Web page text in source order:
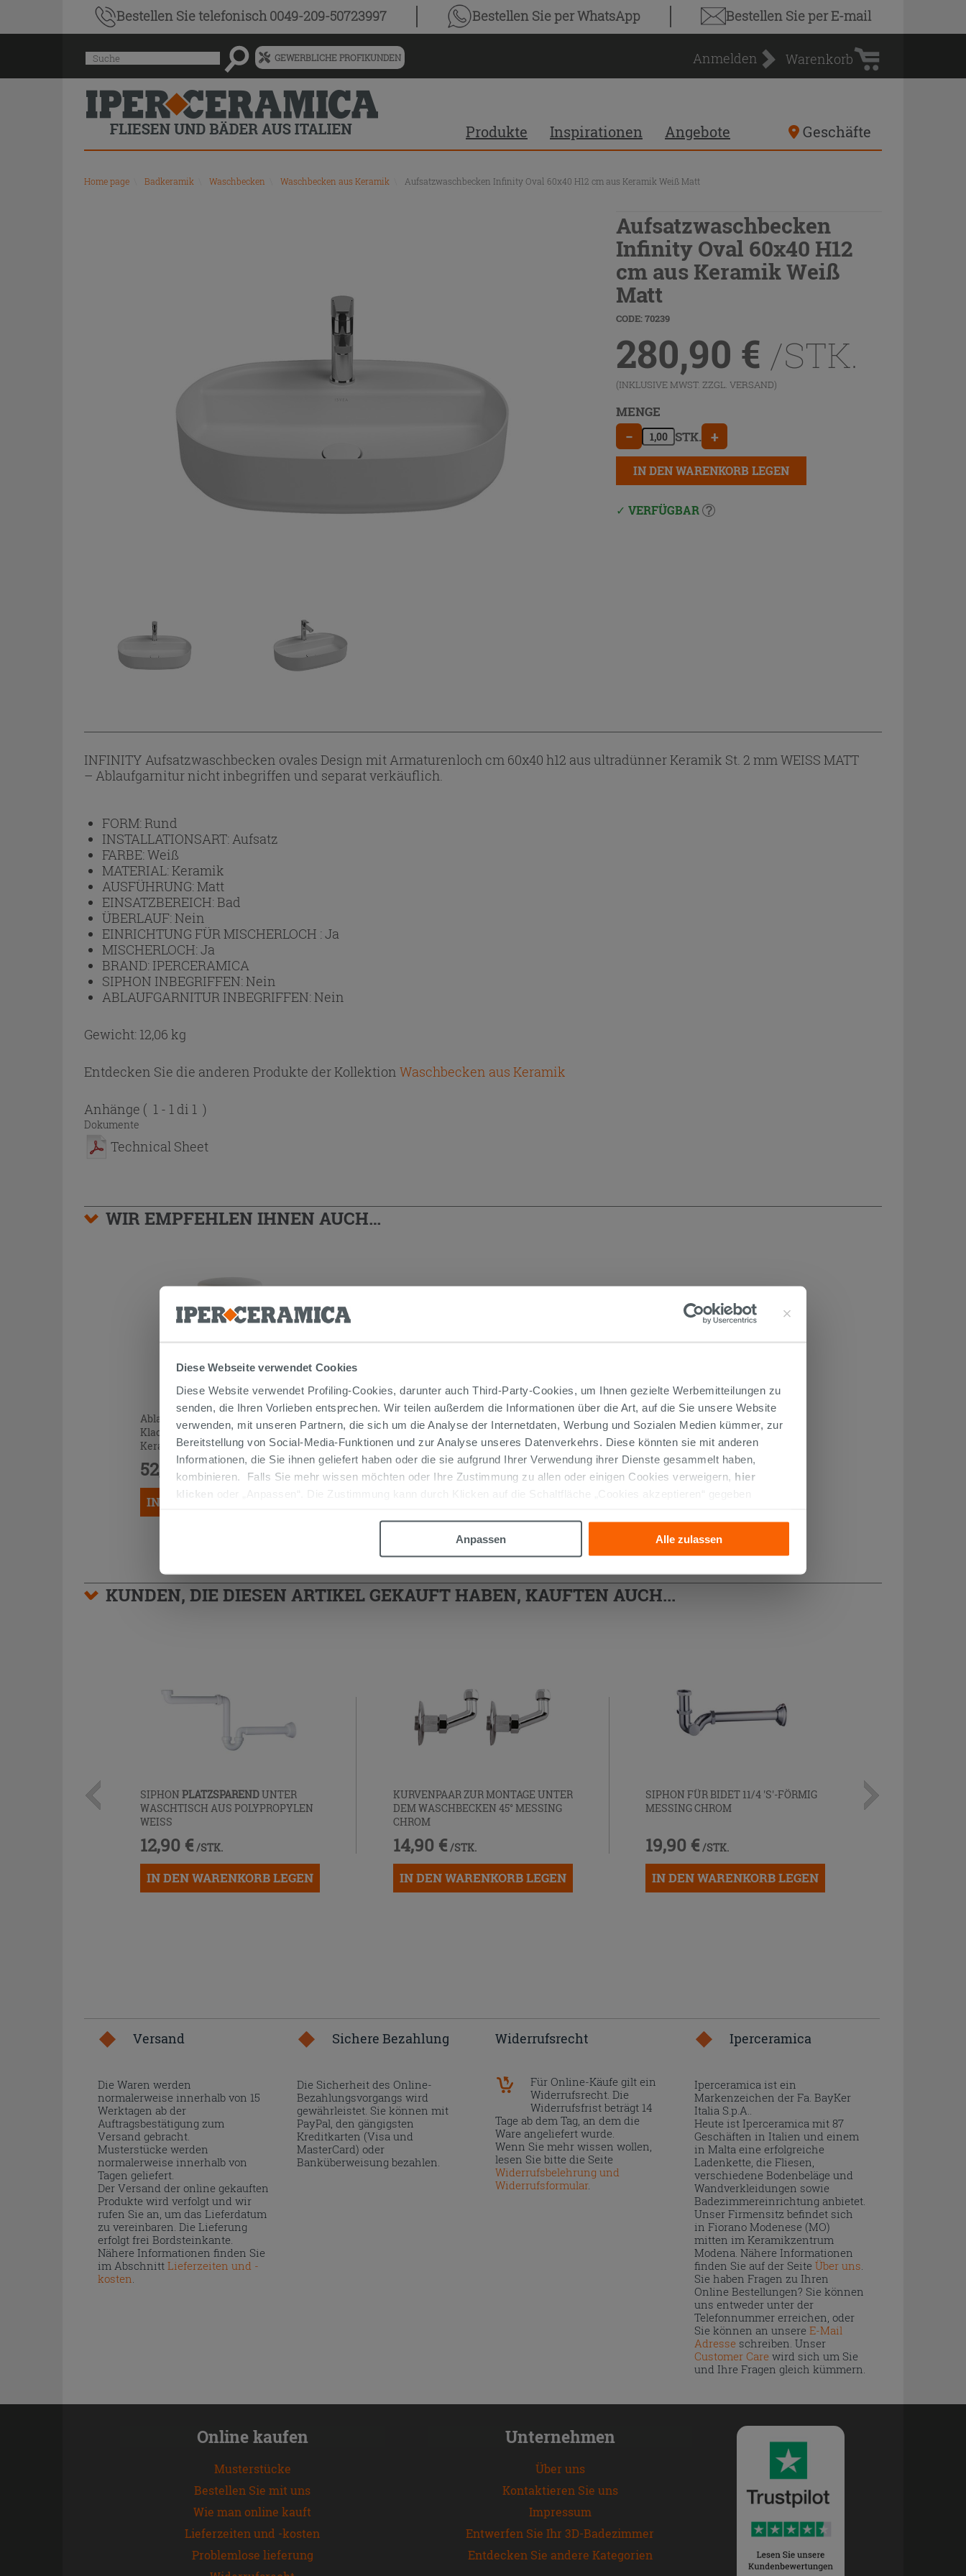
Diese Webseite verwendet Cookies
Diese Website verwendet Profiling-Cookies, darunter auch Third-Party-Cookies, um Ihnen gezielte Werbemitteilungen zu
senden, die Ihren Vorlieben entsprechen. Wir teilen außerdem die Informationen über die Art, auf die Sie unsere Website
verwenden, mit unseren Partnern, die sich um die Analyse der Internetdaten, Werbung und Sozialen Medien kümmer, zur
Bereitstellung von Social-Media-Funktionen und zur Analyse unseres Datenverkehrs. Diese könnten sie mit anderen
Informationen, die Sie ihnen geliefert haben oder die sie aufgrund Ihrer Verwendung ihrer Dienste gesammelt haben,
kombinieren. Falls Sie mehr wissen möchten oder Ihre Zustimmung zu allen oder einigen Cookies verweigern, hier
klicken
oder „Anpassen“. Die Zustimmung kann durch Klicken auf die Schaltfläche „Cookies akzeptieren“ gegeben
Anpassen
Alle zulassen
Bestellen Sietelefonisch 0049-209-50723997 Bestellen Sieper WhatsApp Bestellen Sieper E-mail
Menü
für
vorgeschlagenen
Siteinhalt
und
Suchprotokoll
Suche GEWERBLICHE PROFIKUNDEN Anmelden
Warenkorb
Warenkorb
Produkte Inspirationen Angebote Geschäfte
Home page Badkeramik Waschbecken Waschbecken aus Keramik Aufsatzwaschbecken Infinity Oval 60x40 H12 cm aus Keramik Weiß Matt
Aufsatzwaschbecken
Infinity Oval 60x40 H12
cm aus Keramik Weiß
Matt
CODE: 70239
280,90 € /STK.
(INKLUSIVE MWST. ZZGL. VERSAND)
MENGE
− STK. +
IN DEN WARENKORB LEGEN
VERFÜGBAR
INFINITY Aufsatzwaschbecken ovales Design mit Armaturenloch cm 60x40 h12 aus ultradünner Keramik St. 2 mm WEISS MATT
– Ablaufgarnitur nicht inbegriffen und separat verkäuflich.
FORM:Rund
INSTALLATIONSART:Aufsatz
FARBE:Weiß
MATERIAL:Keramik
AUSFÜHRUNG:Matt
EINSATZBEREICH:Bad
ÜBERLAUF:Nein
EINRICHTUNG FÜR MISCHERLOCH :Ja
MISCHERLOCH:Ja
BRAND: IPERCERAMICA
SIPHON INBEGRIFFEN:Nein
ABLAUFGARNITUR INBEGRIFFEN:Nein
Gewicht: 12,06 kg
Entdecken Sie die anderen Produkte der Kollektion Waschbecken aus Keramik
Anhänge ( 1 - 1 di 1 )
Dokumente
Technical Sheet
WIR EMPFEHLEN IHNEN AUCH…
Ablaufgarnitur Waschbecken Klick-
Klack Forever H90 mm mit
Keramikstopfen weiß matt
52,90 € /STK.
IN DEN WARENKORB LEGEN
ABLAUFGARNITUR HORGANICA AUS
KERAMIK FÜR WASCHBECKEN
OHNE ÜBERLAUF WEISS MATT
73,90 € /STK.
KUNDEN, DIE DIESEN ARTIKEL GEKAUFT HABEN, KAUFTEN AUCH...
SIPHONPLATZSPARENDUNTER
WASCHTISCH AUS POLYPROPYLEN
WEISS
12,90 € /STK.
IN DEN WARENKORB LEGEN
KURVENPAAR ZUR MONTAGE UNTER
DEM WASCHBECKEN 45° MESSING
CHROM
14,90 € /STK.
IN DEN WARENKORB LEGEN
SIPHON FÜR BIDET 11/4 'S'-FÖRMIG
MESSING CHROM
19,90 € /STK.
IN DEN WARENKORB LEGEN
Versand
Die Waren werden
normalerweise innerhalb von 15
Werktagen ab der
Auftragsbestätigung zum
Versand gebracht.
Musterstücke werden
normalerweise innerhalb von
Tagen geliefert.
Der Versand der online gekauften
Produkte wird verfolgt und wir
rufen Sie an, um das Lieferdatum
zu vereinbaren. Die Lieferung
erfolgt frei Bordsteinkante.
Nähere Informationen finden Sie
im Abschnitt Lieferzeiten und -
kosten
Sichere Bezahlung
Die Sicherheit des Online-
Bezahlungsvorgangs wird
gewährleistet. Sie können mit
PayPal, den gängigsten
Kreditkarten (Visa und
MasterCard) oder
Banküberweisung bezahlen.
Widerrufsrecht
Für Online-Käufe gilt ein
Widerrufsrecht. Die
Widerrufsfrist beträgt 14
Tage ab dem Tag, an dem die
Ware angeliefert wurde.
Wenn Sie mehr wissen wollen,
lesen Sie bitte die Seite
Widerrufsbelehrung und
Widerrufsformular.
Iperceramica
Iperceramica ist ein
Markenzeichen der Fa. BayKer
Italia S.p.A..
Heute ist Iperceramica mit 87
Geschäften in Italien und einem
in Malta eine erfolgreiche
Ladenkette, die Fliesen,
verschiedene Bodenbeläge und
Wandverkleidungen sowie
Badezimmereinrichtung anbietet.
Unser Firmensitz befindet sich
in Fiorano Modenese (MO)
mitten im Keramikzentrum
Modena. Nähere Informationen
finden Sie auf der Seite Über uns
Sie haben Fragen zu Ihren
Online Bestellungen? Sie können
uns entweder unter der
Telefonnummer erreichen, oder
Sie können an unsere E-Mail
Adresseschreiben. Unser
Customer Carewird sich um Sie
und Ihre Fragen gleich kümmern.
Online kaufen
Musterstücke
Bestellen Sie mit uns
Wie man online kauft
Lieferzeiten und -kosten
Problemlose lieferung
Unternehmen
Über uns
Kontaktieren Sie uns
Impressum
Entwerfen Sie Ihr 3D-Badezimmer
Entdecken Sie andere Kategorien